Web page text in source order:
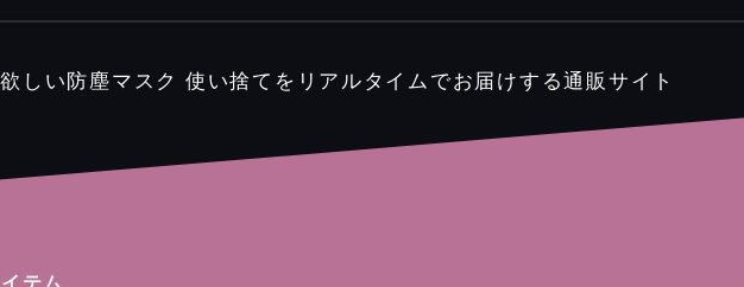
しい防塵マスク 使い捨てをリアルタイムでお届けする通販サイト